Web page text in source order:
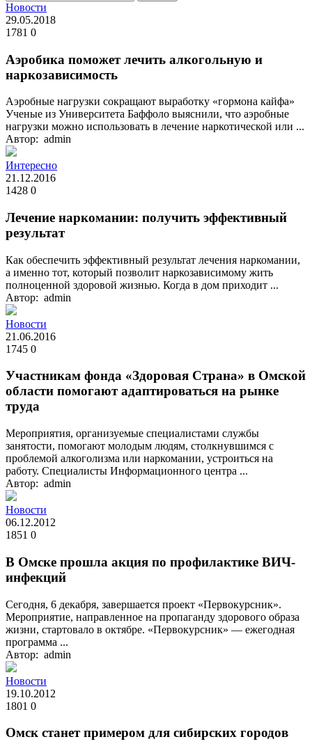
Новости
29.05.2018
1781 0
Аэробика поможет лечить алкогольную и
наркозависимость
Аэробные нагрузки сокращают выработку «гормона кайфа»
Ученые из Университета Баффоло выяснили, что аэробные
нагрузки можно использовать в лечение наркотической или ...
Автор: admin
Интересно
21.12.2016
1428 0
Лечение наркомании: получить эффективный
результат
Как обеспечить эффективный результат лечения наркомании,
а именно тот, который позволит наркозависимому жить
полноценной здоровой жизнью. Когда в дом приходит ...
Автор: admin
Новости
21.06.2016
1745 0
Участникам фонда «Здоровая Страна» в Омской
области помогают адаптироваться на рынке
труда
Мероприятия, организуемые специалистами службы
занятости, помогают молодым людям, столкнувшимся с
проблемой алкоголизма или наркомании, устроиться на
работу. Специалисты Информационного центра ...
Автор: admin
Новости
06.12.2012
1851 0
В Омске прошла акция по профилактике ВИЧ-
инфекций
Сегодня, 6 декабря, завершается проект «Первокурсник».
Мероприятие, направленное на пропаганду здорового образа
жизни, стартовало в октябре. «Первокурсник» — ежегодная
программа ...
Автор: admin
Новости
19.10.2012
1801 0
Омск станет примером для сибирских городов